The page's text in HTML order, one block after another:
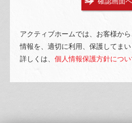
アクティブホームでは、お客様か
情報を、適切に利用、保護してまい
詳しくは、 個人情報保護方針につい